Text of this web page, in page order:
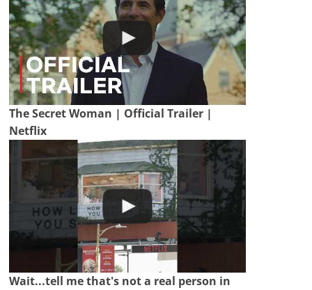
The Secret Woman | Official Trailer |
Netflix
Wait...tell me that's not a real person in